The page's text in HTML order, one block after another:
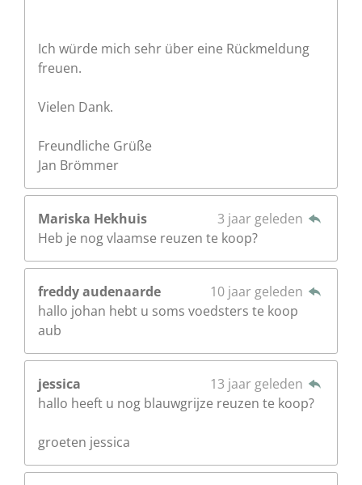
Ich würde mich sehr über eine Rückmeldung
freuen.
Vielen Dank.
Freundliche Grüße
Jan Brömmer
Mariska Hekhuis
3 jaar geleden
Heb je nog vlaamse reuzen te koop?
freddy audenaarde
10 jaar geleden
hallo johan hebt u soms voedsters te koop
aub
jessica
13 jaar geleden
hallo heeft u nog blauwgrijze reuzen te koop?
groeten jessica